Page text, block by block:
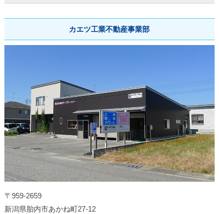
カエツ工業不動産事業部
〒959-2659
新潟県胎内市あかね町27-12